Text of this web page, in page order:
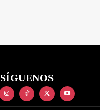
SÍGUENOS